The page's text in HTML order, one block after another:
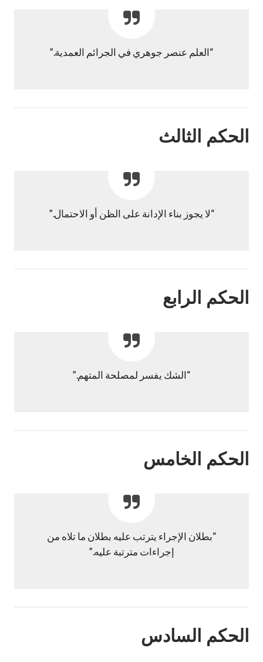
“العلم عنصر جوهري في الجرائم العمدية.”
الحكم الثالث
“لا يجوز بناء الإدانة على الظن أو الاحتمال.”
الحكم الرابع
“الشك يفسر لمصلحة المتهم.”
الحكم الخامس
“بطلان الإجراء يترتب عليه بطلان ما تلاه من
إجراءات مترتبة عليه.”
الحكم السادس